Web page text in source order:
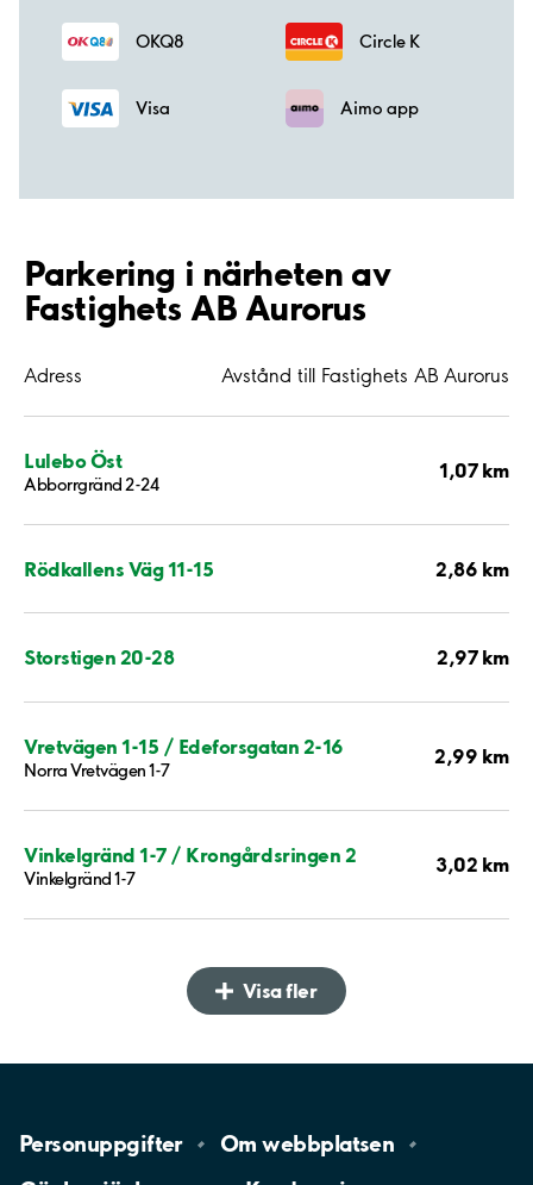
OKQ8 Circle K
Visa Aimo app
Parkering i närheten av
Fastighets AB Aurorus
Adress Avstånd till Fastighets AB Aurorus
Lulebo Öst
Abborrgränd 2-24
1,07 km
Rödkallens Väg 11-15 2,86 km
Storstigen 20-28 2,97 km
Vretvägen 1-15 / Edeforsgatan 2-16
Norra Vretvägen 1-7
2,99 km
Vinkelgränd 1-7 / Krongårdsringen 2
Vinkelgränd 1-7
3,02 km
Visa fler
Personuppgifter Omwebbplatsen